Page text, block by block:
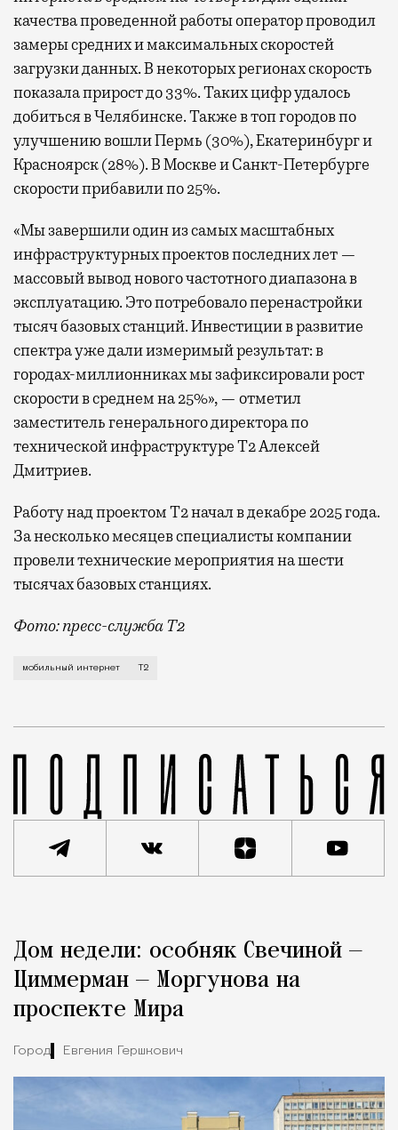
качества проведенной работы оператор проводил
замеры средних и максимальных скоростей
загрузки данных. В некоторых регионах скорость
показала прирост до 33%. Таких цифр удалось
добиться в Челябинске. Также в топ городов по
улучшению вошли Пермь (30%), Екатеринбург и
Красноярск (28%). В Москве и Санкт-Петербурге
скорости прибавили по 25%.
«Мы завершили один из самых масштабных
инфраструктурных проектов последних лет —
массовый вывод нового частотного диапазона в
эксплуатацию. Это потребовало перенастройки
тысяч базовых станций. Инвестиции в развитие
спектра уже дали измеримый результат: в
городах-миллионниках мы зафиксировали рост
скорости в среднем на 25%», — отметил
заместитель генерального директора по
технической инфраструктуре Т2 Алексей
Дмитриев.
Работу над проектом Т2 начал в декабре 2025 года.
За несколько месяцев специалисты компании
провели технические мероприятия на шести
тысячах базовых станциях.
Фото: пресс-служба Т2
Мобильный оператор Т2 завершил работы по
мобильный интернет Т2
Город
Дом недели: особняк Свечиной —
Циммерман — Моргунова на
проспекте Мира
Город Евгения Гершкович